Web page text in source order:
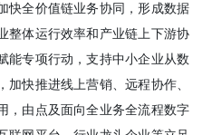
快全价值链业务协同，形成数据
整体运行效率和产业链上下游协
能专项行动，支持中小企业从数
快推进线上营销、远程协作、
，由点及面向全业务全流程数字